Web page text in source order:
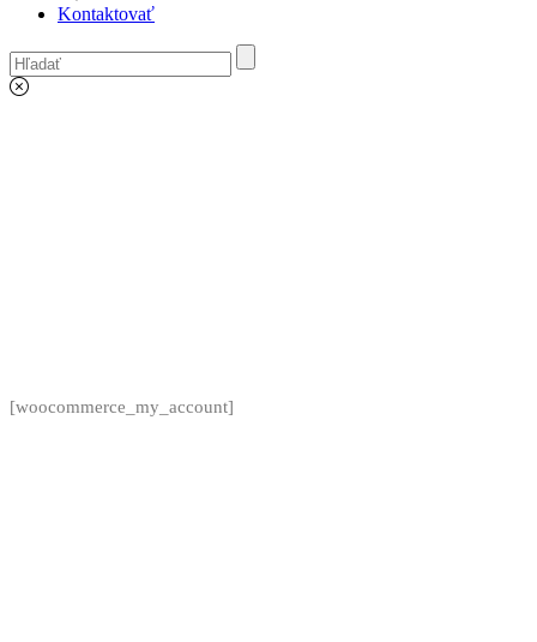
Kontaktovať
[woocommerce_my_account]